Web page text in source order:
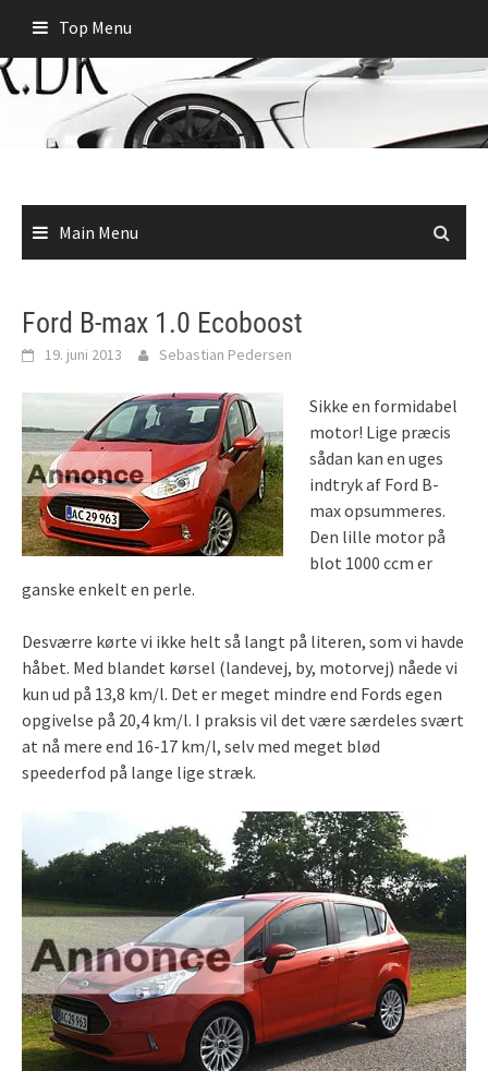
content
Top Menu
Main Menu
Ford B-max 1.0 Ecoboost
19. juni 2013 Sebastian Pedersen
Sikke en formidabel
motor! Lige præcis
sådan kan en uges
indtryk af Ford B-
max opsummeres.
Den lille motor på
blot 1000 ccm er
ganske enkelt en perle.
Desværre kørte vi ikke helt så langt på literen, som vi havde
håbet. Med blandet kørsel (landevej, by, motorvej) nåede vi
kun ud på 13,8 km/l. Det er meget mindre end Fords egen
opgivelse på 20,4 km/l. I praksis vil det være særdeles svært
at nå mere end 16-17 km/l, selv med meget blød
speederfod på lange lige stræk.